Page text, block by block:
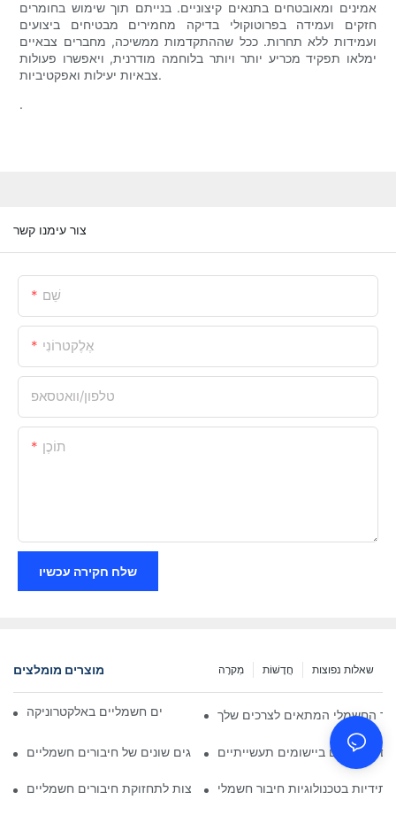
אמינים ומאובטחים בתנאים קיצוניים. בנייתם ​​תוך שימוש בחומרים
חזקים ועמידה בפרוטוקולי בדיקה מחמירים מבטיחים ביצועים
ועמידות ללא תחרות. ככל שההתקדמות ממשיכה, מחברים צבאיים
ימלאו תפקיד מכריע יותר ויותר בלוחמה מודרנית, ויאפשרו פעולות
צבאיות יעילות ואפקטיביות.
.
צור עימנו קשר
שֵׁם
אֶלֶקטרוֹנִי
טלפון/וואטסאפ
תוֹכֶן
שלח חקירה עכשיו
מוצרים מומלצים שאלות נפוצות חֲדָשׁוֹת מִקרֶה
השפעת הטכנולוגיה על חיבורים חשמליים באלקטרוניקה
החשמלי המתאים לצרכים שלך
ניתוח השוואתי של סוגים שונים של חיבורים חשמלייםחשמליים ביישומים תעשייתיים
שיטות עבודה מומלצות לתחזוקת חיבורים חשמליים
בטכנולוגיות חיבור חשמלי